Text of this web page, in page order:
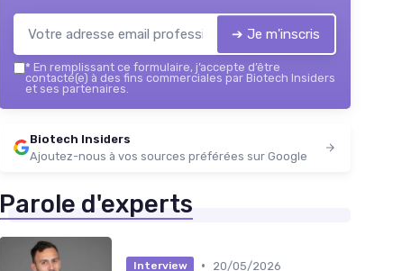
➔ Je m'inscris
* En remplissant ce formulaire, j’accepte d’être
contacté(e) à des fins commerciales par Biotech Insiders
et ses partenaires.
Biotech Insiders
Ajoutez-nous à vos sources préférées sur Google
Parole d'experts
Interview •
20/05/2026